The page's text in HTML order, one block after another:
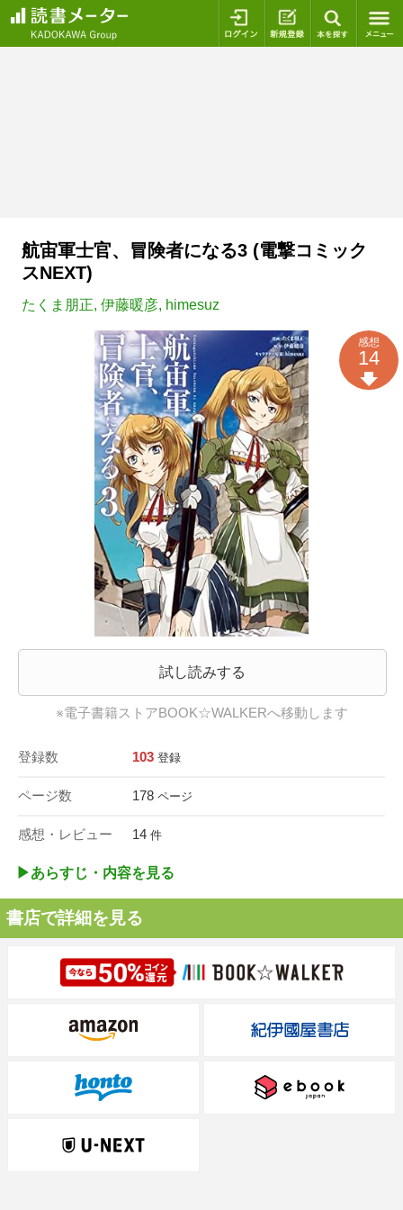
ログイン 新規登録
航宙軍士官、冒険者になる3 (電撃コミック
スNEXT)
たくま朋正, 伊藤暖彦, himesuz
試し読みする
※電子書籍ストアBOOK☆WALKERへ移動します
登録数 103 登録
ページ数 178 ページ
感想・レビュー 14 件
感想
14
▶︎あらすじ・内容を見る
書店で詳細を見る